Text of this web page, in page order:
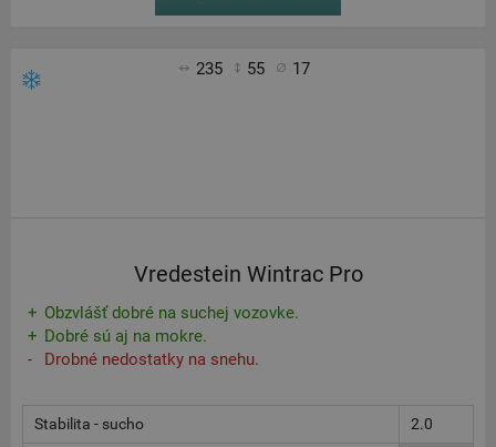
235 55 17
Vredestein Wintrac Pro
Obzvlášť dobré na suchej vozovke.
Dobré sú aj na mokre.
Drobné nedostatky na snehu.
Stabilita - sucho 2.0